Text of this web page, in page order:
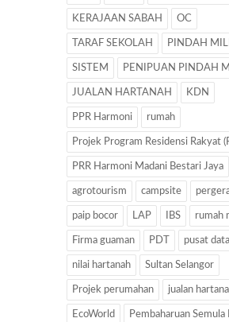
KERAJAAN SABAH OC
TARAF SEKOLAH PINDAH
SISTEM PENIPUAN PINDAH
JUALAN HARTANAH KDN
PPR Harmoni rumah
Projek Program Residensi Rakyat
PRR Harmoni Madani Bestari Jaya
agrotourism campsite
paip bocor LAP IBS rumah
Firma guaman PDT pusat data
nilai hartanah Sultan Selangor
Projek perumahan jualan
EcoWorld Pembaharuan Semula